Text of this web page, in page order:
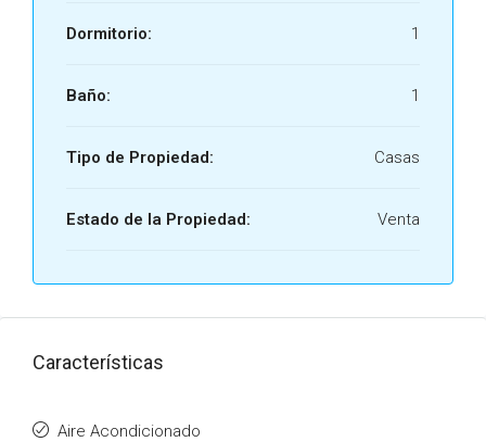
Dormitorio: 1
Baño: 1
Tipo de Propiedad: Casas
Estado de la Propiedad: Venta
Características
Aire Acondicionado